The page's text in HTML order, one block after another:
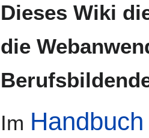
Dieses Wiki
die
Im Handbuch